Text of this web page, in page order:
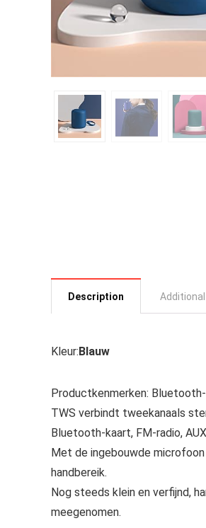
Description
Kleur:Blauw
Productkenmerken:
TWS verbindt tweekanaals
Bluetooth-kaart, FM-radio,
Met de ingebouwde
handbereik.
Nog steeds klein en verfijnd,
meegenomen.